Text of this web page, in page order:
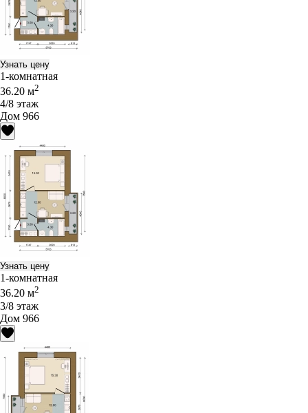
Узнать цену
1-комнатная
36.20 м2
4/8 этаж
Дом 966
Узнать цену
1-комнатная
36.20 м2
3/8 этаж
Дом 966